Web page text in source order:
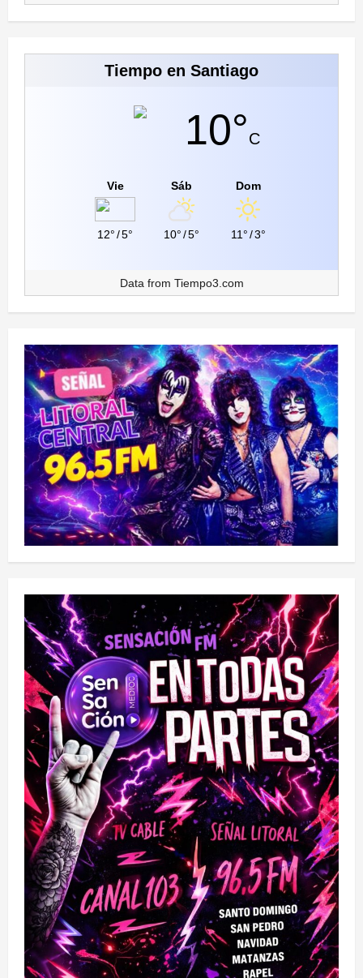
Tiempo en Santiago
10°C
Vie
12°/5°
Sáb
10°/5°
Dom
11°/3°
Data from Tiempo3.com